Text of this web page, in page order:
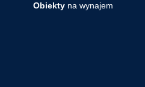
Obiekty na wynajem